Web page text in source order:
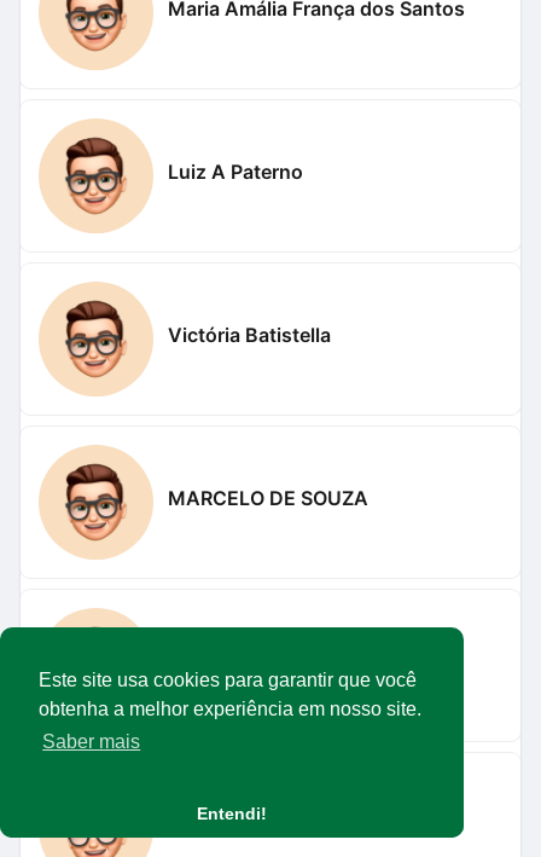
Este site usa cookies para garantir que você
obtenha a melhor experiência em nosso site.
Saber mais
Entendi!
Maria Amália França dos Santos
Luiz A Paterno
Victória Batistella
MARCELO DE SOUZA
Éber Moura